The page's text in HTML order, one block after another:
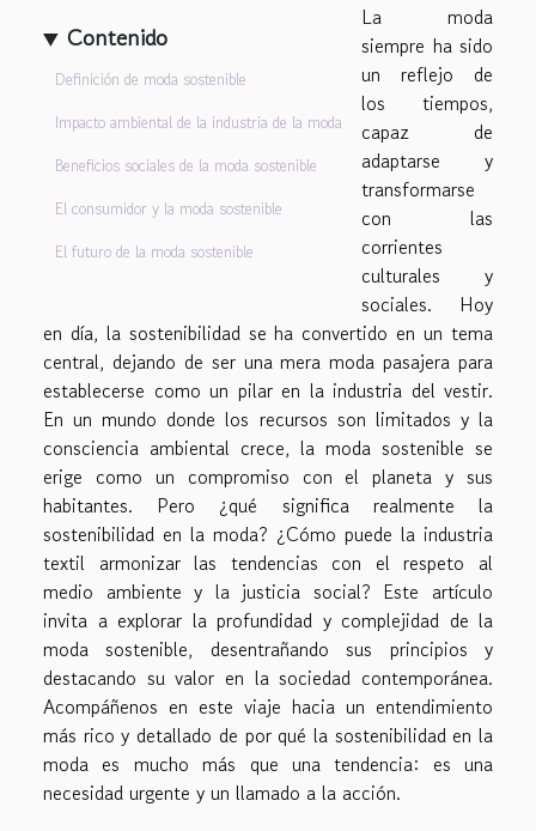
Contenido
Definición de moda sostenible
Impacto ambiental de la industria de la moda
Beneficios sociales de la moda sostenible
El consumidor y la moda sostenible
El futuro de la moda sostenible
La moda
siempre ha sido
un reflejo de
los tiempos,
capaz de
adaptarse y
transformarse
con las
corrientes
culturales y
sociales. Hoy
en día, la sostenibilidad se ha convertido en un tema
central, dejando de ser una mera moda pasajera para
establecerse como un pilar en la industria del vestir.
En un mundo donde los recursos son limitados y la
consciencia ambiental crece, la moda sostenible se
erige como un compromiso con el planeta y sus
habitantes. Pero ¿qué significa realmente la
sostenibilidad en la moda? ¿Cómo puede la industria
textil armonizar las tendencias con el respeto al
medio ambiente y la justicia social? Este artículo
invita a explorar la profundidad y complejidad de la
moda sostenible, desentrañando sus principios y
destacando su valor en la sociedad contemporánea.
Acompáñenos en este viaje hacia un entendimiento
más rico y detallado de por qué la sostenibilidad en la
moda es mucho más que una tendencia: es una
necesidad urgente y un llamado a la acción.